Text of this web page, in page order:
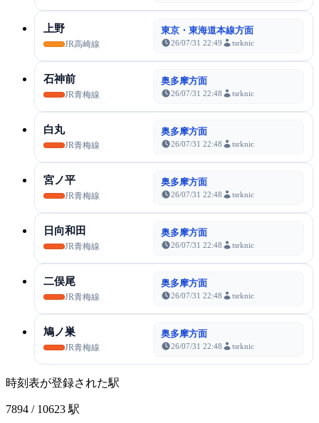
上野
JR高崎線
東京・東海道本線方面
26/07/31 22:49 tsrknic
石神前
JR青梅線
奥多摩方面
26/07/31 22:48 tsrknic
白丸
JR青梅線
奥多摩方面
26/07/31 22:48 tsrknic
宮ノ平
JR青梅線
奥多摩方面
26/07/31 22:48 tsrknic
日向和田
JR青梅線
奥多摩方面
26/07/31 22:48 tsrknic
二俣尾
JR青梅線
奥多摩方面
26/07/31 22:48 tsrknic
鳩ノ巣
JR青梅線
奥多摩方面
26/07/31 22:48 tsrknic
時刻表が登録された駅
7894 / 10623 駅